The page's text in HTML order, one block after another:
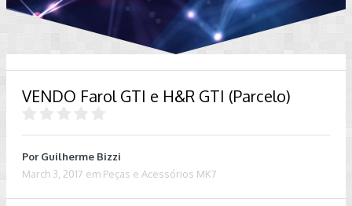
VENDO Farol GTI e H&R GTI (Parcelo)
Por Guilherme Bizzi
March 3, 2017 em Peças e Acessórios MK7